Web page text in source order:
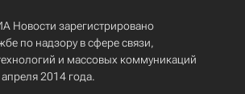
Новости зарегистрировано
по надзору в сфере связи,
и массовых коммуникаций
2014 года.